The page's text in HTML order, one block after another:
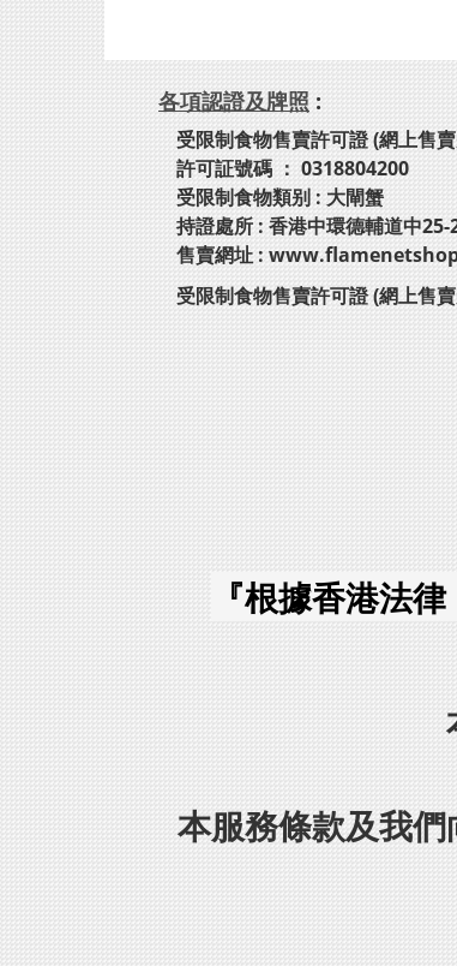
各項認證及牌照 :
受限制食物售賣許可證 (網上售
許可証號碼 ： 0318804200
受限制食物類别 : 大閘蟹
持證處所 : 香港中環德輔道中
售賣網址 :
受限制食物售賣許可證 (網上售
『根據香港法
本服務條款及我